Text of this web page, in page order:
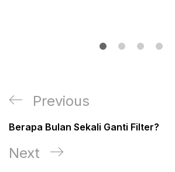
Post
Previous
Post
Previous
Berapa Bulan Sekali Ganti Filter?
Next
Next